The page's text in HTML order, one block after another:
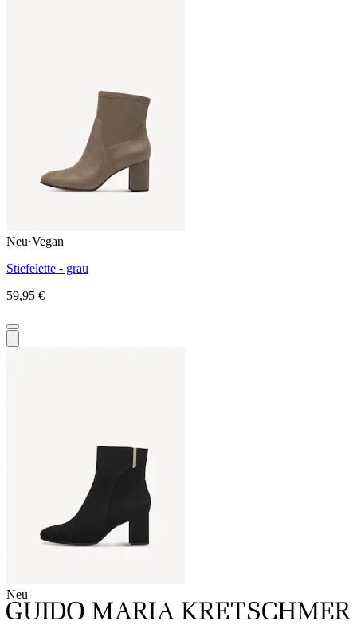
Neu·Vegan
Stiefelette - grau
59,95 €
Neu